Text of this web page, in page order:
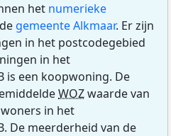
het numerieke
gemeente Alkmaar. Er zijn
in het postcodegebied
in het
is een koopwoning. De
WOZwaarde van
in het
De meerderheid van de